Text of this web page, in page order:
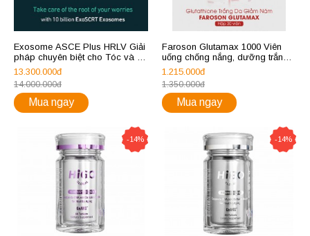
Exosome ASCE Plus HRLV Giải
pháp chuyên biệt cho Tóc và da
đầu
13.300.000đ
14.000.000đ
Mua ngay
Faroson Glutamax 1000 Viên
uống chống nắng, dưỡng trắng
da
1.215.000đ
1.350.000đ
Mua ngay
-14% -14%